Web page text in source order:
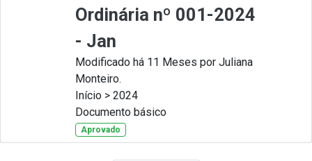
Ordinária nº 001-2024
- Jan
Modificado há 11 Meses por Juliana
Monteiro.
Início > 2024
Documento básico
Aprovado